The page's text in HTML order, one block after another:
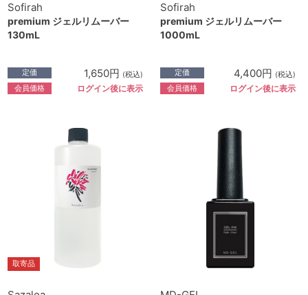
Sofirah
premium ジェルリムーバー
130mL
定価 1,650円 (税込)
会員価格 ログイン後に表示
Sofirah
premium ジェルリムーバー
1000mL
定価 4,400円 (税込)
会員価格 ログイン後に表示
取寄品